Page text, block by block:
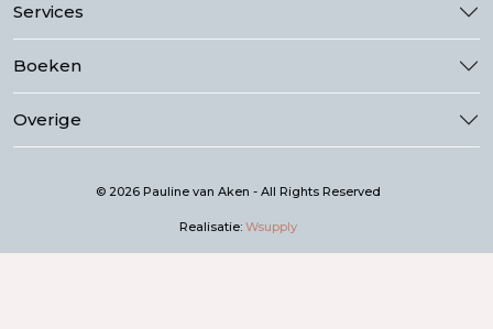
Services
Boeken
Overige
© 2026 Pauline van Aken - All Rights Reserved
Realisatie: Wsupply